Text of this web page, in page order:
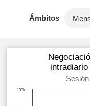
Ámbitos
100k